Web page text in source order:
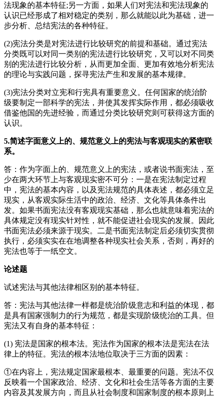
法现象的基本特征;另一方面，如果人们对宪法和宪法现象的
认识已经形成了相对稳定的类别，那么就能以此为基础，进一
步分析、总结宪法的各种特征。
(2)宪法分类是对宪法进行比较研究的前提和基础。通过宪法
分类既可以对同一类别的宪法进行比较研究，又可以对不同类
别的宪法进行比较分析，从而更加全面、更加有效地分析宪法
的理论与实践问题，探寻宪法产生和发展的基本规律。
(3)宪法分类对立宪和行宪具有重要意义。任何国家的统治阶
级要制定一部科学的宪法，并使其发挥实际作用，都必须吸收
借鉴他国的先进经验，而通过分类比较研究则可获得这方面的
认识。
5.简述字面意义上的、规范意义上的宪法与客观现实的紧密联
系。
答：作为字面上的、规范意义上的宪法，或者说书面宪法，至
少在两大环节上与客观现实密不可分：一是在宪法制定过程
中，宪法的基本内容，以及宪法规范的具体表述，都必须立足
现实，从客观实际生活中的政治、经济、文化等具体条件出
发。如果书面宪法没有客观现实基础，那么也就意味着宪法的
具体规定没有现实针对性，就不能促进社会现实的发展。因此
书面宪法必须来源于现实。二是书面宪法制定后必须切实贯彻
执行，必须实实在在地调整各种现实社会关系，否则，再好的
宪法也等于一纸空文。
论述题
试述宪法与其他法律相区别的基本特征。
答：宪法与其他法律一样都是统治阶级意志和利益的体现，都
是具有国家强制力的行为规范，都是实现阶级统治的工具。但
宪法又有自身的基本特征：
(1) 宪法是国家的根本法。宪法作为国家的根本法是宪法在法
律上的特征。宪法的根本法地位取决于三方面的因素：
①在内容上，宪法规定国家最根本、最重要的问题。宪法不仅
反映着一个国家政治、经济、文化和社会生活等各方面的主要
内容及其发展方向，而且从社会制度和国家制度的根本原则上